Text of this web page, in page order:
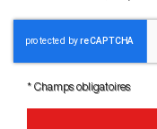
*Champs obligatoires